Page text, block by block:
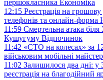
першокласника Економіка
12:15 Реєстрація на
телефонів та онлайн-форма
11:59 Смертельна атака
Кушугуму Відпочинок
11:42 «СТО на колесах» за
військовим мобільні
11:02 Залишилося два дні: у
реєстрація на благодійний